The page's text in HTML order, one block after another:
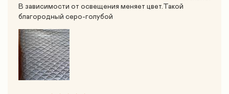
В зависимости от освещения меняет цвет.Такой
благородный серо-голубой